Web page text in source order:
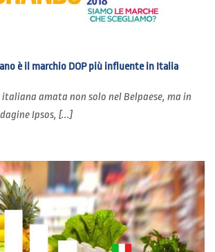
è il marchio DOP più influente in Italia
amata non solo nel Belpaese, ma in
Ipsos, [...]